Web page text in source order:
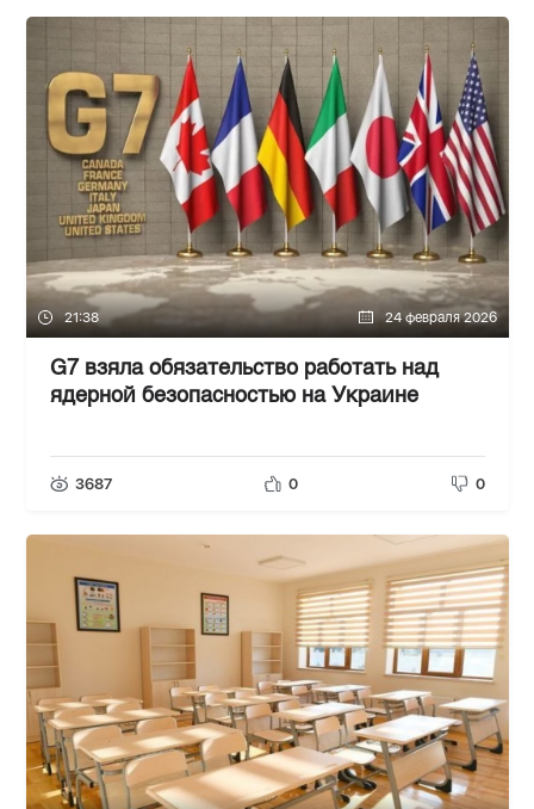
21:38 24 февраля 2026
G7 взяла обязательство работать над
ядерной безопасностью на Украине
3687 0 0